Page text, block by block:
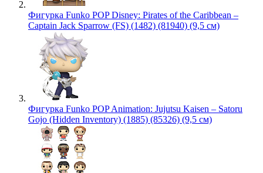
Фигурка Funko POP Disney: Pirates of the Caribbean –
Captain Jack Sparrow (FS) (1482) (81940) (9,5 см)
Фигурка Funko POP Animation: Jujutsu Kaisen – Satoru
Gojo (Hidden Inventory) (1885) (85326) (9,5 см)